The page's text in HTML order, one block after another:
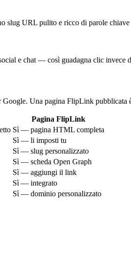
slug URL pulito e ricco di parole
e chat — così guadagna clic invece
Una pagina FlipLink pubblicata
Pagina FlipLink
Sì — pagina HTML completa
Sì — li imposti tu
Sì — slug personalizzato
Sì — scheda Open Graph
Sì — aggiungi il link
Sì — integrato
Sì — dominio personalizzato